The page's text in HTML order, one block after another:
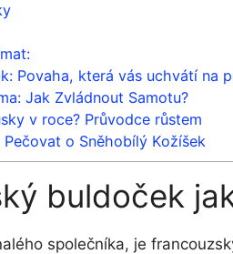
Povaha, která vás uchvátí na
Jak Zvládnout Samotu?
v roce? Průvodce růstem
o Sněhobílý Kožíšek
buldoček
společníka, ⁤je